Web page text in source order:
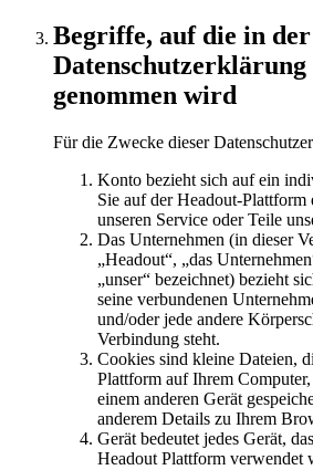
Begriffe, auf die in der
Datenschutzerklärung
genommen wird
Für die Zwecke dieser
Konto bezieht sich auf ein
Sie auf der Headout-
unseren Service oder Teile
Das Unternehmen (in dieser
„Headout“, „das
„unser“ bezeichnet) bezieht
seine verbundenen
und/oder jede andere
Verbindung steht.
Cookies sind kleine Dateien,
Plattform auf Ihrem
einem anderen Gerät
anderem Details zu Ihrem
Gerät bedeutet jedes Gerät,
Headout Plattform verwendet